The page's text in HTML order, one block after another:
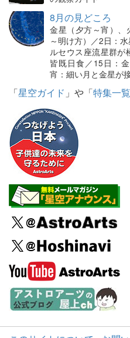
8月の見どころ
金星（夕方～宵）、
～明け方）／2日：
ルセウス座流星群が
皆既日食／15日：
宵：細い月と金星が
「星空ガイド 」や「特集一覧